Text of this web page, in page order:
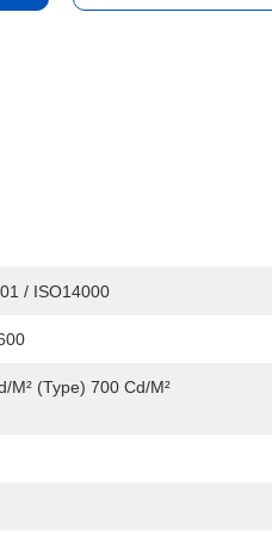
/ ISO14000
m² (type) 700 Cd/m²